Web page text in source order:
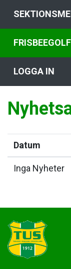
FRISBEEGOLF
LOGGA IN
Datum
Inga Nyheter